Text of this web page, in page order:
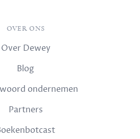
OVER ONS
Over Dewey
Blog
ondernemen
Partners